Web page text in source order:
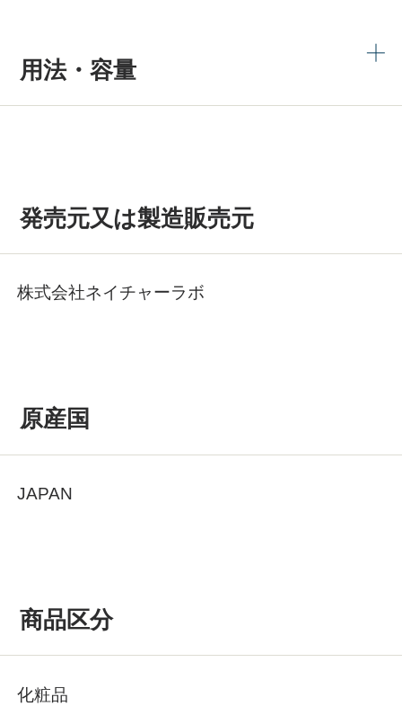
用法・容量
発売元又は製造販売元
株式会社ネイチャーラボ
原産国
JAPAN
商品区分
化粧品